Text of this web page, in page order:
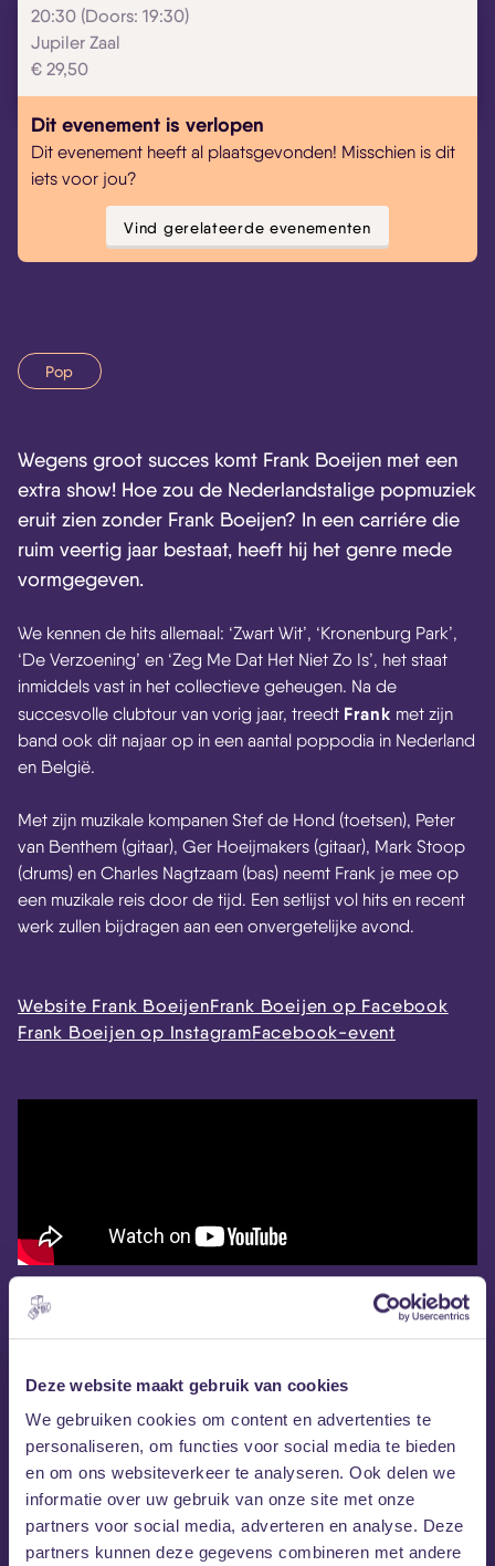
Deze website maakt gebruik van cookies
We gebruiken cookies om content en advertenties te
personaliseren, om functies voor social media te bieden
en om ons websiteverkeer te analyseren. Ook delen we
informatie over uw gebruik van onze site met onze
partners voor social media, adverteren en analyse. Deze
partners kunnen deze gegevens combineren met andere
20:30 (Doors: 19:30)
Jupiler Zaal
€ 29,50
Dit evenement is verlopen
Dit evenement heeft al plaatsgevonden! Misschien is dit
iets voor jou?
Vind gerelateerde evenementen
Pop
Wegens groot succes komt Frank Boeijen met een
extra show! Hoe zou de Nederlandstalige popmuziek
eruit zien zonder Frank Boeijen? In een carriére die
ruim veertig jaar bestaat, heeft hij het genre mede
vormgegeven.
We kennen de hits allemaal: ‘Zwart Wit’, ‘Kronenburg Park’,
‘De Verzoening’ en ‘Zeg Me Dat Het Niet Zo Is’, het staat
inmiddels vast in het collectieve geheugen. Na de
succesvolle clubtour van vorig jaar, treedt Frank met zijn
band ook dit najaar op in een aantal poppodia in Nederland
en België.
Met zijn muzikale kompanen Stef de Hond (toetsen), Peter
van Benthem (gitaar), Ger Hoeijmakers (gitaar), Mark Stoop
(drums) en Charles Nagtzaam (bas) neemt Frank je mee op
een muzikale reis door de tijd. Een setlijst vol hits en recent
werk zullen bijdragen aan een onvergetelijke avond.
Website Frank BoeijenFrank Boeijen op Facebook
Frank Boeijen op InstagramFacebook-event